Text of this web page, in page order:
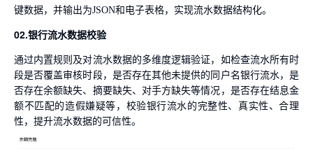
键数据，并输出为JSON和电子表格，实现流水数据结构化。
02.银行流水数据校验
通过内置规则及对流水数据的多维度逻辑验证，如检查流水所有时
段是否覆盖审核时段，是否存在其他未提供的同户名银行流水，是
否存在余额缺失、摘要缺失、对手方缺失等情况，是否存在结息金
额不匹配的造假嫌疑等，校验银行流水的完整性、真实性、合理
性，提升流水数据的可信性。